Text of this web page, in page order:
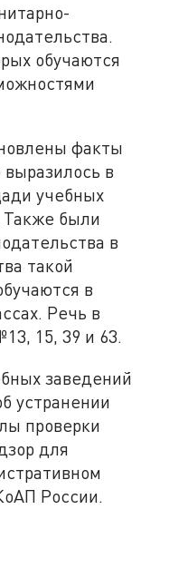
обучаются
факты
в
учебных
Также были
в
такой
в
Речь в
15, 39 и 63.
заведений
устранении
проверки
для
России.